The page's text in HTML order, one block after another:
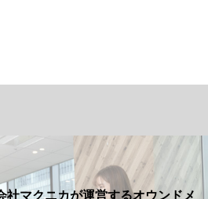
社マクニカが運営するオウンドメ